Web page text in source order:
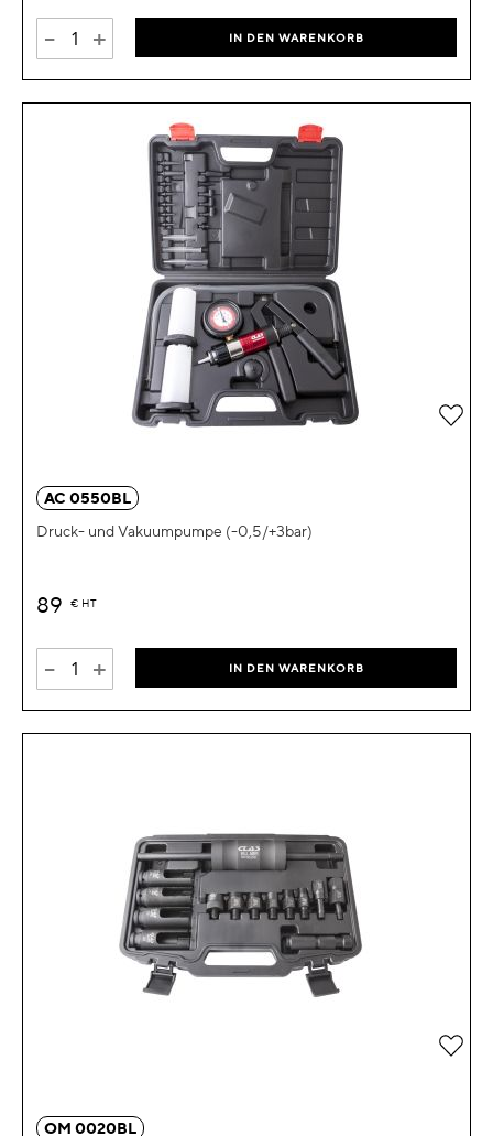
- + IN DEN WARENKORB
AC 0550BL
Druck- und Vakuumpumpe (-0,5/+3bar)
89 € HT
- + IN DEN WARENKORB
Zur
OM 0020BL
Zur